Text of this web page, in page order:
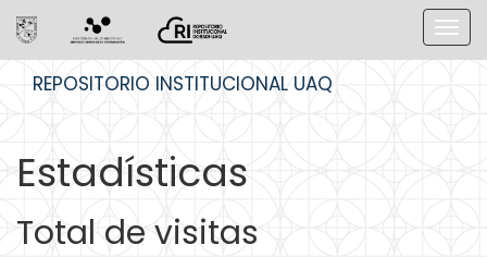
REPOSITORIO INSTITUCIONAL UAQ
Estadísticas
Total de visitas